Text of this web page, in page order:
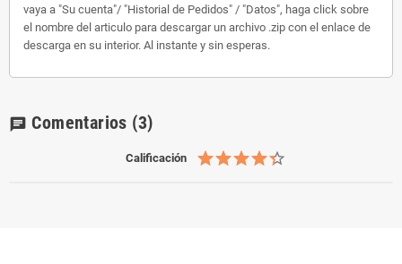
vaya a "Su cuenta"/ "Historial de Pedidos" / "Datos", haga click sobre
el nombre del articulo para descargar un archivo .zip con el enlace de
descarga en su interior. Al instante y sin esperas.
chat Comentarios (3)
Calificación